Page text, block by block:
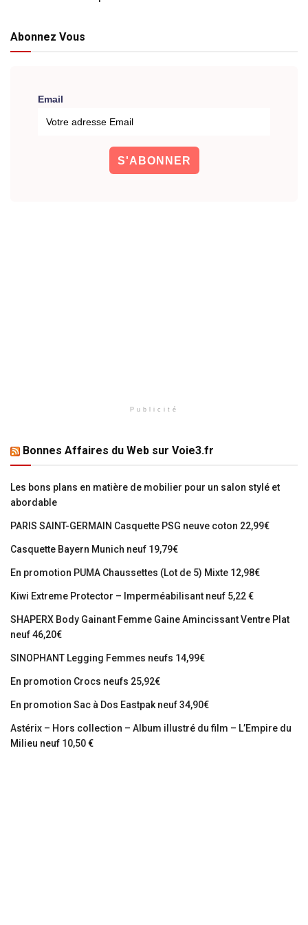
Abonnez Vous
Email
Publicité
Bonnes Affaires du Web sur Voie3.fr
Les bons plans en matière de mobilier pour un salon stylé et
abordable
PARIS SAINT-GERMAIN Casquette PSG neuve coton 22,99€
Casquette Bayern Munich neuf 19,79€
En promotion PUMA Chaussettes (Lot de 5) Mixte 12,98€
Kiwi Extreme Protector – Imperméabilisant neuf 5,22 €
SHAPERX Body Gainant Femme Gaine Amincissant Ventre Plat
neuf 46,20€
SINOPHANT Legging Femmes neufs 14,99€
En promotion Crocs neufs 25,92€
En promotion Sac à Dos Eastpak neuf 34,90€
Astérix – Hors collection – Album illustré du film – L’Empire du
Milieu neuf 10,50 €